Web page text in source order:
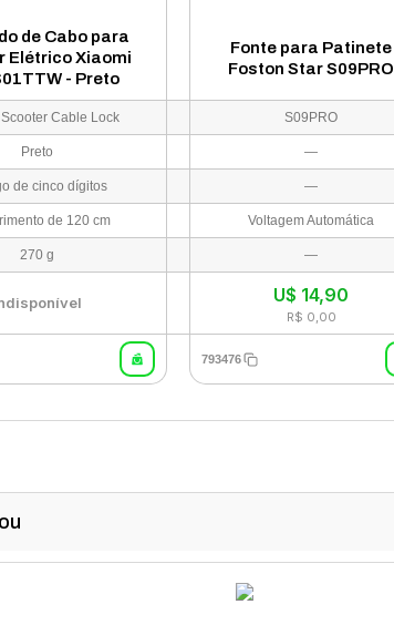
de Cabo para
Elétrico Xiaomi
- Preto
Fonte para Patinete
Foston Star S09PRO
Cable Lock S09PRO
Preto —
de cinco dígitos —
de 120 cm Voltagem Automática
270 g —
U$ 14,90
R$ 0,00
793476